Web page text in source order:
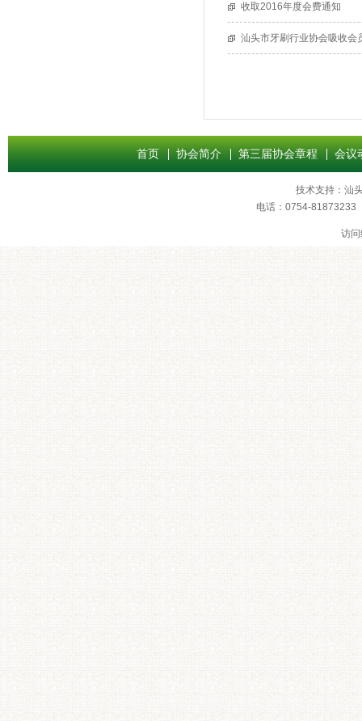
收取2016年度会费通知
汕头市牙刷行业协会吸收会
首页 协会简介 第三届协会章程 会议
技术支持： 汕
电话：0754-81873233
访